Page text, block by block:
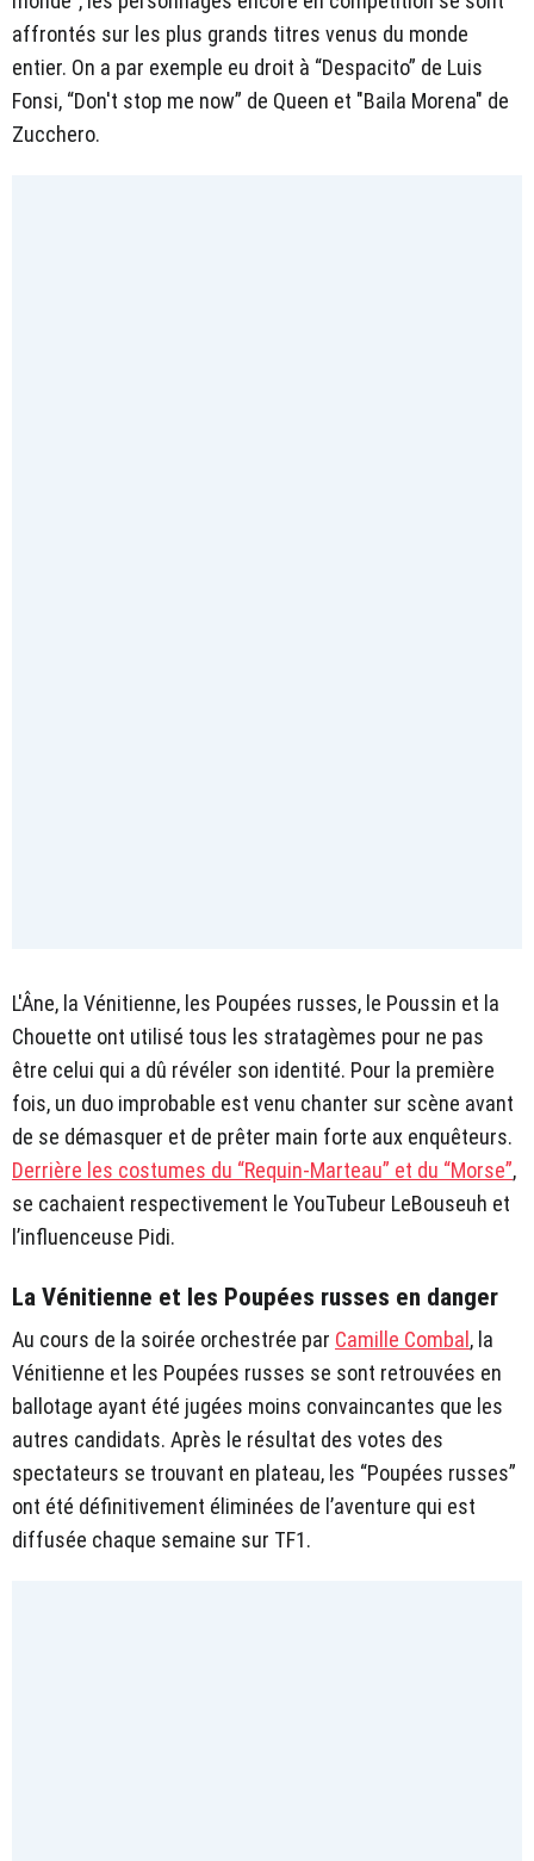
affrontés sur les plus grands titres venus du monde
entier. On a par exemple eu droit à “Despacito” de Luis
Fonsi, “Don't stop me now” de Queen et "Baila Morena" de
Zucchero.
L'Âne, la Vénitienne, les Poupées russes, le Poussin et la
Chouette ont utilisé tous les stratagèmes pour ne pas
être celui qui a dû révéler son identité. Pour la première
fois, un duo improbable est venu chanter sur scène avant
de se démasquer et de prêter main forte aux enquêteurs.
Derrière les costumes du “Requin-Marteau” et du “Morse”,
se cachaient respectivement le YouTubeur LeBouseuh et
l’influenceuse Pidi.
La Vénitienne et les Poupées russes en danger
Au cours de la soirée orchestrée par Camille Combal , la
Vénitienne et les Poupées russes se sont retrouvées en
ballotage ayant été jugées moins convaincantes que les
autres candidats. Après le résultat des votes des
spectateurs se trouvant en plateau, les “Poupées russes”
ont été définitivement éliminées de l’aventure qui est
diffusée chaque semaine sur TF1.